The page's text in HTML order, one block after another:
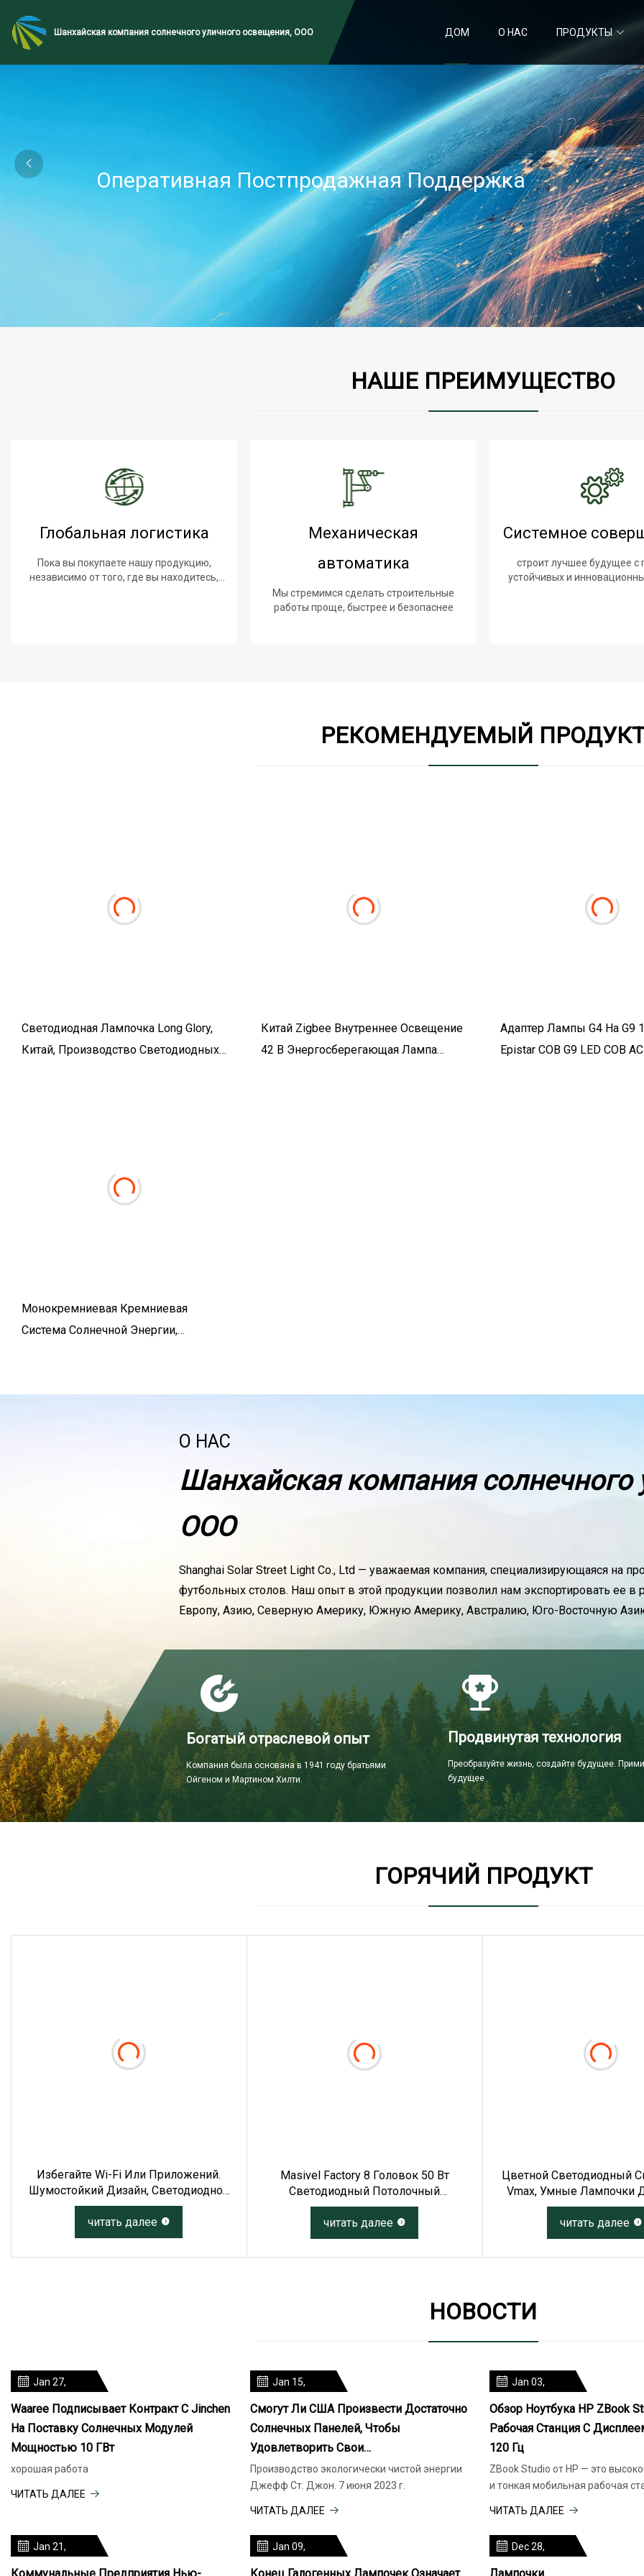
Шанхайская компания солнечного уличного освещения, ООО ДОМ О НАС ПРОДУКТЫ
НАШЕ ПРЕИМУЩЕСТВО
Глобальная логистика
Пока вы покупаете нашу продукцию,
независимо от того, где вы находитесь,
Механическая
автоматика
Мы стремимся сделать строительные
работы проще, быстрее и безопаснее
Системное
строит лучшее будущее
устойчивых и
РЕКОМЕНДУЕМЫЙ
Светодиодная Лампочка Long Glory,
Китай, Производство Светодиодных
Китай Zigbee Внутреннее Освещение
42 В Энергосберегающая Лампа
Адаптер Лампы G4 На G9
Epistar COB G9 LED COB
Монокремниевая Кремниевая
Система Солнечной Энергии,
О НАС
Шанхайская компания солнечного
ООО
Shanghai Solar Street Light Co., Ltd — уважаемая компания, специализирующаяся на
футбольных столов. Наш опыт в этой продукции позволил нам экспортировать ее
Европу, Азию, Северную Америку, Южную Америку, Австралию, Юго-Восточную
Богатый отраслевой опыт
Компания была основана в 1941 году братьями
Ойгеном и Мартином Хилти.
Продвинутая технология
Преобразуйте жизнь, создайте будущее.
будущее
ГОРЯЧИЙ ПРОДУКТ
Избегайте Wi-Fi Или Приложений.
Шумостойкий Дизайн, Светодиодное
Голосовое Управление, Лампочка Е27,
Настенный Светильник, Освещение
Прихожей, Прихожая, Патио, Двор Для
Внутреннего Освещения
читать далее
Masivel Factory 8 Головок 50 Вт
Светодиодный Потолочный
Светильник Современный
Светодиодный Светильник Для
Внутреннего Освещения
читать далее
Цветной Светодиодный
Vmax, Умные Лампочки
Умная
читать далее
НОВОСТИ
Jan 27,
Waaree Подписывает Контракт С Jinchen
На Поставку Солнечных Модулей
Мощностью 10 ГВт
хорошая работа
ЧИТАТЬ ДАЛЕЕ
Jan 15,
Смогут Ли США Произвести Достаточно
Солнечных Панелей, Чтобы
Удовлетворить Свои…
Производство экологически чистой энергии
Джефф Ст. Джон. 7 июня 2023 г.
ЧИТАТЬ ДАЛЕЕ
Jan 03,
Обзор Ноутбука HP ZBook
Рабочая Станция С
120 Гц
ZBook Studio от HP — это
и тонкая мобильная рабочая
ЧИТАТЬ ДАЛЕЕ
Jan 21,
Jan 09,
Dec 28,